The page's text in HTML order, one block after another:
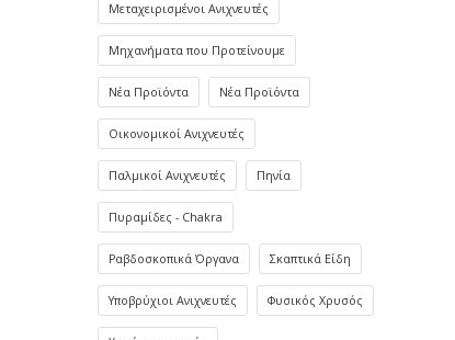
Μεταχειρισμένοι Ανιχνευτές
Μηχανήματα που Προτείνουμε
Νέα Προϊόντα Νέα Προϊόντα
Οικονομικοί Ανιχνευτές
Παλμικοί Ανιχνευτές Πηνία
Πυραμίδες - Chakra
Ραβδοσκοπικά Όργανα Σκαπτικά Είδη
Υποβρύχιοι Ανιχνευτές Φυσικός Χρυσός